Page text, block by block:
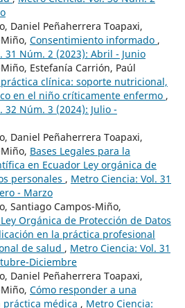
Daniel Peñaherrera Toapaxi,
Consentimiento informado ,
31 Núm. 2 (2023): Abril - Junio
Estefanía Carrión, Paúl
clínica: soporte nutricional,
en el niño críticamente enfermo ,
32 Núm. 3 (2024): Julio -
Daniel Peñaherrera Toapaxi,
Bases Legales para la
en Ecuador Ley orgánica de
personales , Metro Ciencia: Vol. 31
- Marzo
Santiago Campos-Miño,
Orgánica de Protección de Datos
en la práctica profesional
de salud , Metro Ciencia: Vol. 31
Diciembre
Daniel Peñaherrera Toapaxi,
Cómo responder a una
médica , Metro Ciencia: